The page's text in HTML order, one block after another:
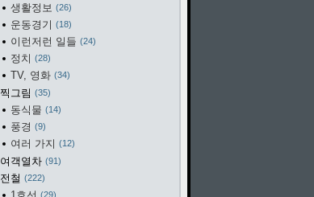
생활정보 26
운동경기 18
이런저런 일들 24
정치 28
TV, 영화 34
찍그림 35
동식물 14
풍경 9
여러 가지 12
여객열차 91
전철 222
29